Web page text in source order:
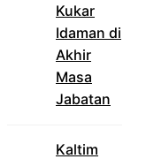
Kukar
Idaman di
Akhir
Masa
Jabatan
Kaltim